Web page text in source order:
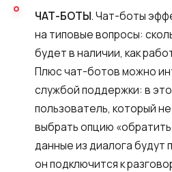
ЧАТ-БОТЫ. Чат-боты
на типовые вопросы:
будет в наличии, как
Плюс чат-ботов можно
службой поддержки: в
пользователь, который
выбрать опцию
данные из диалога будут
он подключится к